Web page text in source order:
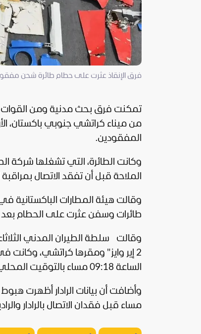
فرق الإنقاذ عثرت على حطام طائرة شحن
تمكنت فرق بحث مدنية ومن القوات
المفقودين.
وكانت الطائرة، التي تشغلها شركة
الملاحة قبل أن تفقد الاتصال
وقالت هيئة المطارات الباكستانية
طائرات وسفن عثرت على الحطام بعد نحو 12 ساعة من البحث في
2 إير وايز" ومقرها كراتشي،
الساعة 09:18 مساء بالتوقيت المحلي.
مساء قبل فقدان الاتصال بالرادار والراديو على بعد نحو 155 ميلًا بحرياً